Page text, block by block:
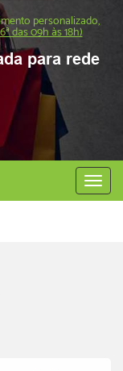
personalizado,
das 09h às 18h)
para rede
Abrir
menu